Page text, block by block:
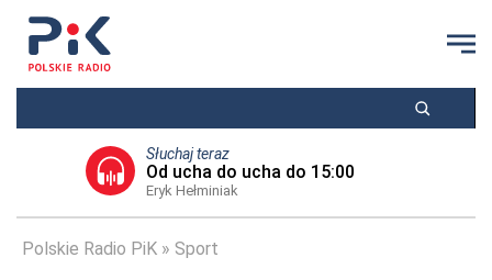
Słuchaj teraz
Od ucha do ucha do 15:00
Eryk Hełminiak
Polskie Radio PiK Sport